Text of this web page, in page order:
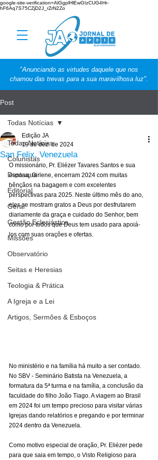
google-site-verification=AlGgplHlEwGIzCUG4Hr-
hF6Aq7S75CZjD2J_rZrN2Zo
"Anunciando as virtudes daquele que nos
chamou das trevas para a sua maravilhosa luz".
Post
Todas Notícias
Colunistas
Destaque
Editorial
Geral
Gestão Eclesiástica
Missões
Observatório
Seitas e Heresias
Teologia & Prática
A Igreja e a Lei
Artigos, Sermões & Esboços
Todas Notícias
San Felix, Venezuela
Edição JA
19 de dez. de 2024
O missionário, Pr. Eliézer Tavares Santos e sua
esposa, Girlene, encerram 2024 com muitas
bênçãos na bagagem e com excelentes
perspectivas para 2025. Neste último mês do ano,
eles se mostram gratos a Deus por desfrutarem
diariamente da graça e cuidado do Senhor, bem
como por todos que Deus tem usado para apoiá-
los com suas orações e ofertas.
No ministério e na família há muito a ser contado.
No SBV - Seminário Batista na Venezuela, a
formatura da 5ª turma e na família, a conclusão da
faculdade do filho João Tiago. A viagem ao Brasil
em 2024 foi um tempo precioso para visitar várias
Igrejas dando relatórios e pregando e por terminar
2024 dentro da Venezuela.
Como motivo especial de oração, Pr. Eliézer pede
para que saia em tempo, o Visto Religioso para